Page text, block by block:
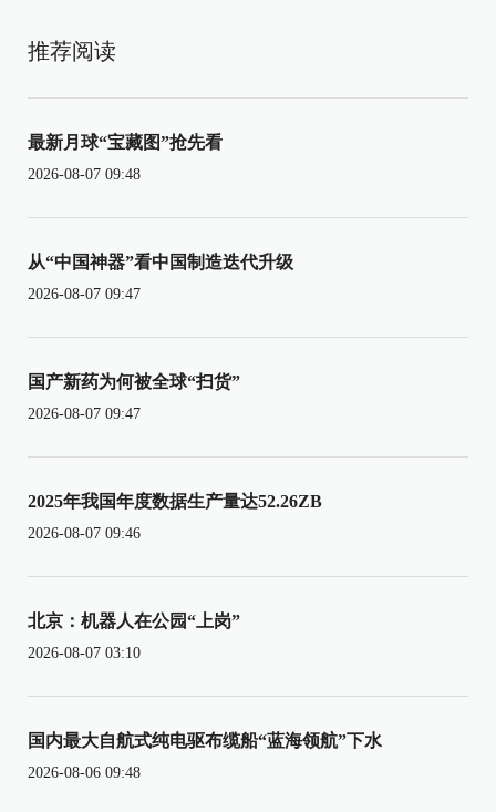
推荐阅读
最新月球“宝藏图”抢先看
2026-08-07 09:48
从“中国神器”看中国制造迭代升级
2026-08-07 09:47
国产新药为何被全球“扫货”
2026-08-07 09:47
2025年我国年度数据生产量达52.26ZB
2026-08-07 09:46
北京：机器人在公园“上岗”
2026-08-07 03:10
国内最大自航式纯电驱布缆船“蓝海领航”下水
2026-08-06 09:48